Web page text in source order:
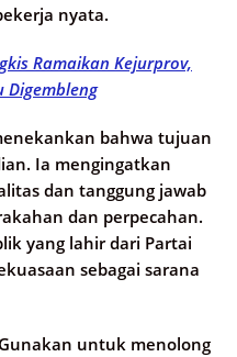
nyata.
Ramaikan Kejurprov,
Digembleng
bahwa tujuan
Ia mengingatkan
dan tanggung jawab
dan perpecahan.
yang lahir dari Partai
sebagai sarana
untuk menolong